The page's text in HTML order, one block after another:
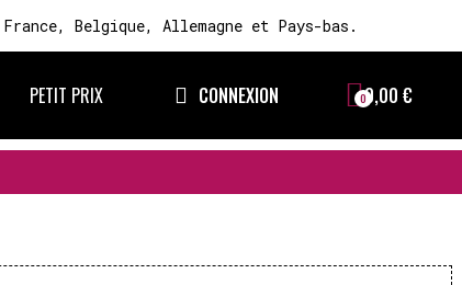
Belgique, Allemagne et Pays-bas.
PETIT PRIX CONNEXION 0,00 €